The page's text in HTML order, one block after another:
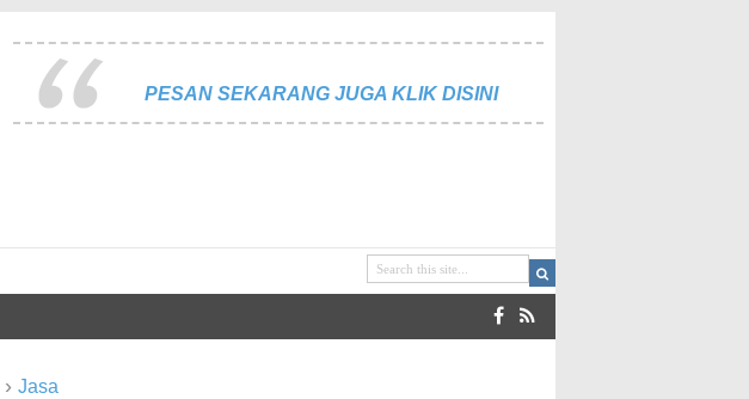
PESAN SEKARANG JUGA KLIK DISINI
› Jasa